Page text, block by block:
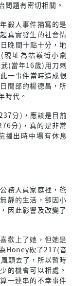
問題有密切相關。
殺人事件描寫的是
真實發生的社會情
晚間十點十分，地
現址為牯嶺街小劇
(當年16歲)用刀刺
一事件當時造成很
間部的楊德昌，所
時代。
分)，應該是目前
分)，真的是非常
播出時中場有休息
務人員家庭裡，爸
靜的生活，卻因小
因此影響及改變了
歡上了她，但她是
Honey砍了217(音
頭去了，所以暫時
的機會可以相處。
一連串的不幸事件